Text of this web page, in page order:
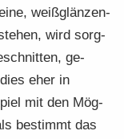
weiß­glän­zen­
wird sorg­
ge­
eher in
mit den Mög­
be­stimmt das